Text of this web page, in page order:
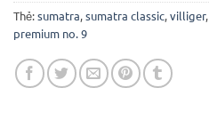
Thẻ:sumatra,sumatra classic,villiger,
premium no. 9